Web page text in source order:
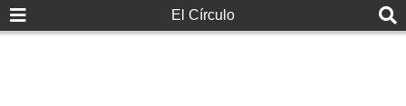
El Círculo